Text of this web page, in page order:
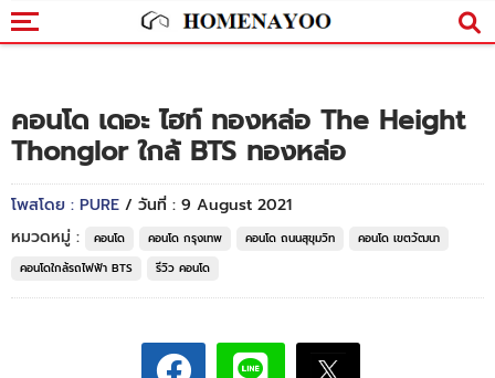
คอนโด เดอะ ไฮท์ ทองหล่อ The Height
Thonglor ใกล้ BTS ทองหล่อ
โพสโดย : PURE / วันที่ : 9 August 2021
หมวดหมู่ :
คอนโด คอนโด กรุงเทพ คอนโด ถนนสุขุมวิท
คอนโด เขตวัฒนา
คอนโดใกล้รถไฟฟ้า BTS
รีวิว คอนโด